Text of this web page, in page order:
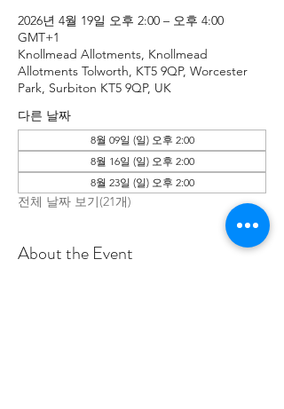
2026년 4월 19일 오후 2:00 – 오후 4:00
GMT+1
Knollmead Allotments, Knollmead
Allotments Tolworth, KT5 9QP, Worcester
Park, Surbiton KT5 9QP, UK
다른 날짜
8월 09일 (일) 오후 2:00
8월 16일 (일) 오후 2:00
8월 23일 (일) 오후 2:00
전체 날짜 보기(21개)
About the Event